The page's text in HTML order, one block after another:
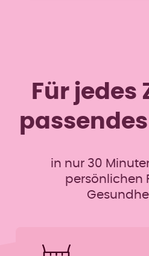
Für jedes
in nur 30
persönlichen